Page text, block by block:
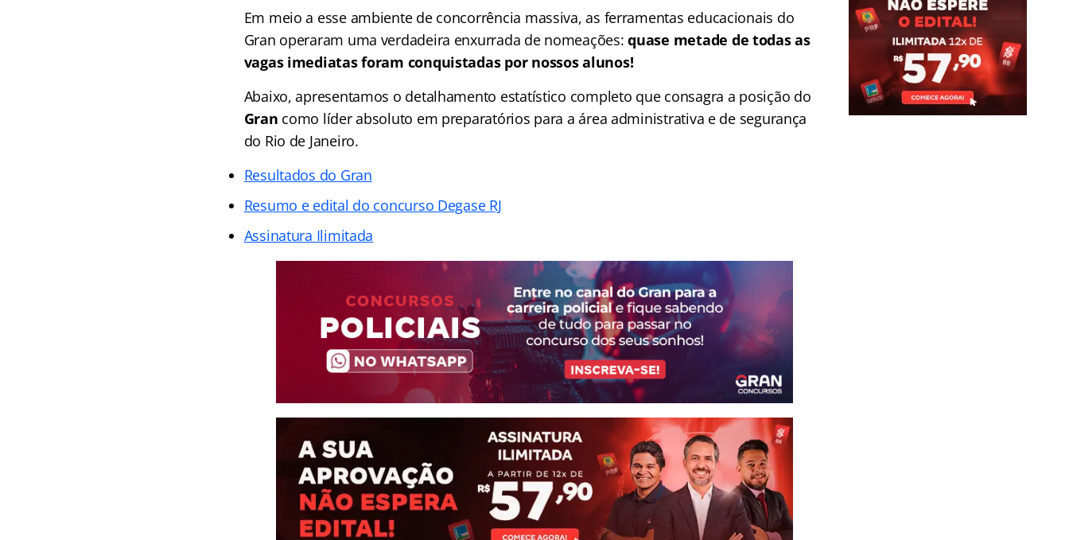
Em meio a esse ambiente de concorrência massiva, as ferramentas educacionais do
Gran operaram uma verdadeira enxurrada de nomeações:quase metade de todas as
vagas imediatas foram conquistadas por nossos alunos!
Abaixo, apresentamos o detalhamento estatístico completo que consagra a posição do
Gran como líder absoluto em preparatórios para a área administrativa e de segurança
do Rio de Janeiro.
Resultados do Gran
Resumo e edital do concurso Degase RJ
Assinatura Ilimitada